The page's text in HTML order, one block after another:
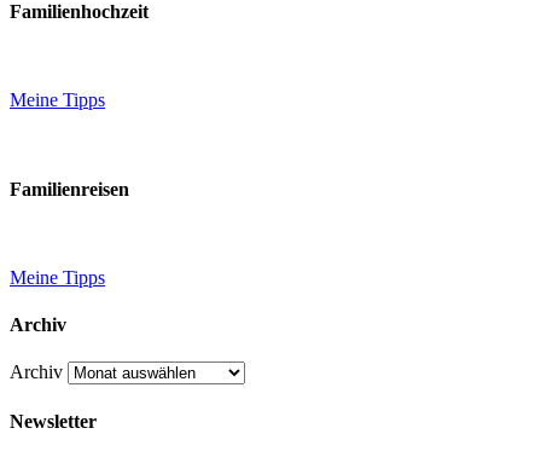
Familienhochzeit
Meine Tipps
Familienreisen
Meine Tipps
Archiv
Archiv
Newsletter